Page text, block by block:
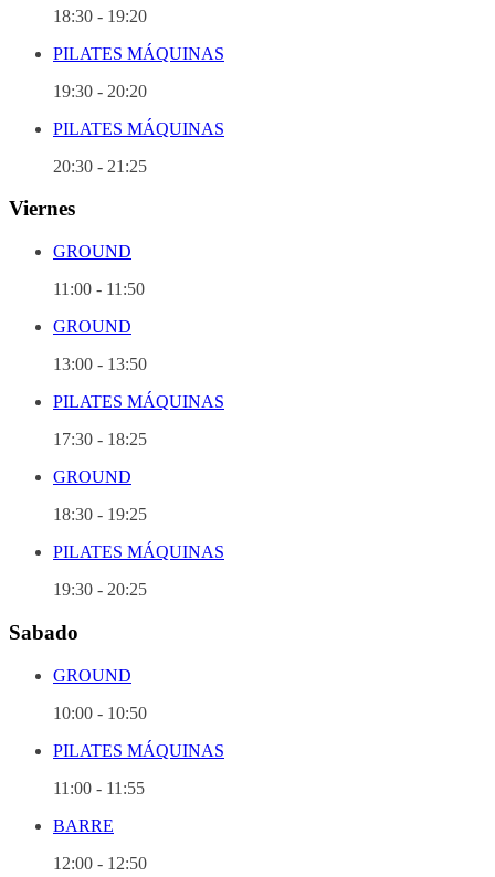
18:30 - 19:20
PILATES MÁQUINAS
19:30 - 20:20
PILATES MÁQUINAS
20:30 - 21:25
Viernes
GROUND
11:00 - 11:50
GROUND
13:00 - 13:50
PILATES MÁQUINAS
17:30 - 18:25
GROUND
18:30 - 19:25
PILATES MÁQUINAS
19:30 - 20:25
Sabado
GROUND
10:00 - 10:50
PILATES MÁQUINAS
11:00 - 11:55
BARRE
12:00 - 12:50